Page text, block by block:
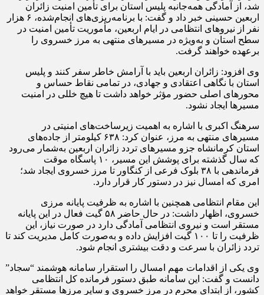
شد، از آمادگی همه‌جانبه پلیس استان برای تأمین امنیت زائران
اربعین حسینی خبر داد و گفت: با برنامه‌ریزی‌های انجام‌شده، ۶ هزار
نفر از نیروهای انتظامی در ایام اربعین، مأموریت تأمین امنیت در
سطح استان و به‌ویژه در مسیرهای منتهی به مرز خسروی را
برعهده خواهند گرفت.
وی افزود: زائران اربعین باید با آرامش خاطر سفر کنند و پلیس
استان با نگاهی اعتقادی و جهادی، در تمامی نقاط حساس و
محورهای اصلی حضور مؤثر خواهد داشت تا هیچ خللی در امنیت
مسیرها ایجاد نشود.
سرهنگ اکبری با اشاره به اهمیت زیرساخت‌های امنیتی در
مسیرهای منتهی به مرز، عنوان کرد: ۶۳۸ کیلومتر از جاده‌های
استان کرمانشاه جزو مسیرهای تردد زائران اربعین به‌شمار می‌رود
که سال گذشته برای پوشش این مسیر، ۱۰ پاسگاه موقت
فرماندهی با ۳۸ بلوک فرعی از کنگاور تا مرز خسروی ایجاد شد؛
امری که امسال نیز در دستور کار قرار دارد.
این مقام انتظامی همچنین با اشاره به ظرفیت پایانه مرزی
خسروی، اظهار داشت: در حال حاضر ۵۸
گیت فعال در این پایانه
مستقر است و نیروی انتظامی آمادگی دارد در صورت نیاز، این
ظرفیت را تا ۱۰۰
گیت افزایش داده و به‌صورت کامل مدیریت کند تا
تردد زائران با سرعت و دقت بیشتری انجام شود.
وی یکی از اقدامات مهم امسال را استقرار سامانه هوشمند “سجاد”
دانست و گفت: این سامانه طبق دستور فرمانده کل انتظامی
کشور، از ابتدای محرم در مرز خسروی و سایر مرزها مستقر خواهد